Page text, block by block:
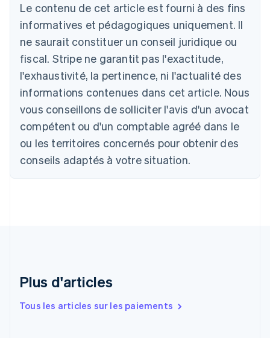
Le contenu de cet article est fourni à des fins
informatives et pédagogiques uniquement. Il
ne saurait constituer un conseil juridique ou
fiscal. Stripe ne garantit pas l'exactitude,
l'exhaustivité, la pertinence, ni l'actualité des
informations contenues dans cet article. Nous
vous conseillons de solliciter l'avis d'un avocat
compétent ou d'un comptable agréé dans le
ou les territoires concernés pour obtenir des
conseils adaptés à votre situation.
Plus d'articles
Tous les articles sur les paiements
Allemagne
Deutsch English
Australie
English
DeutschEnglish
Belgique
Nederlands Français English
Brésil
PortuguêsEnglish
Bulgarie
Canada
Danemark
English
Émirats arabes unis